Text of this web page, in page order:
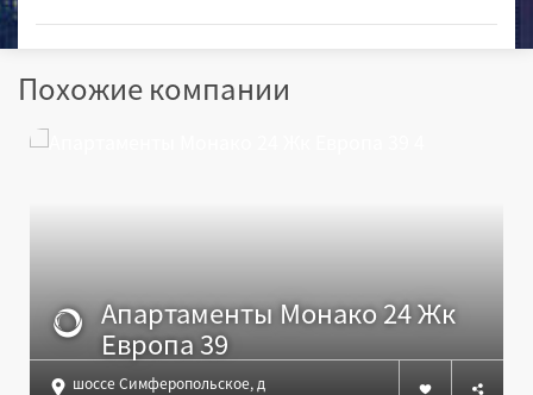
Похожие компании
Апартаменты Монако 24 Жк
Европа 39
шоссе Симферопольское, д. 58/2, Анапа